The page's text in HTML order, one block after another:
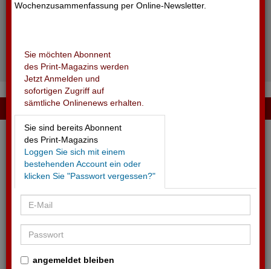
Wochenzusammenfassung per Online-Newsletter.
Sie möchten Abonnent
des Print-Magazins werden
Jetzt Anmelden und
sofortigen Zugriff auf
sämtliche Onlinenews erhalten.
Sie sind bereits Abonnent
des Print-Magazins
Loggen Sie sich mit einem
bestehenden Account ein oder
klicken Sie "Passwort vergessen?"
angemeldet bleiben
Passwort vergessen?
Noch nicht registriert?
19.05.2026 - SRG
Verlängert Kooperation mit Fussballverband SFV